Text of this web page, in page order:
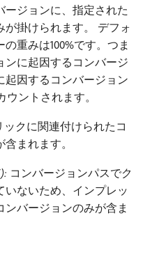
ージョンに、指定された
が掛けられます。 デフォ
重みは100%です。つま
ンに起因するコンバージ
起因するコンバージョン
ウントされます。
ックに関連付けられたコ
まれます。
コンバージョンパスでク
いないため、インプレッ
ンバージョンのみが含ま